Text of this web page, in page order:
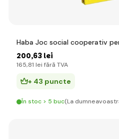
Haba Joc social cooperativ
200,63 lei
165,81 lei fără TVA
+ 43 puncte
În stoc > 5 buc(La